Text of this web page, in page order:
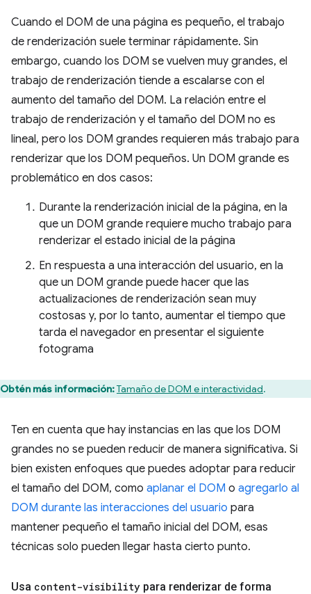
Cuando el DOM de una página es pequeño, el trabajo
de renderización suele terminar rápidamente. Sin
embargo, cuando los DOM se vuelven muy grandes, el
trabajo de renderización tiende a escalarse con el
aumento del tamaño del DOM. La relación entre el
trabajo de renderización y el tamaño del DOM no es
lineal, pero los DOM grandes requieren más trabajo para
renderizar que los DOM pequeños. Un DOM grande es
problemático en dos casos:
Durante la renderización inicial de la página, en la
que un DOM grande requiere mucho trabajo para
renderizar el estado inicial de la página
En respuesta a una interacción del usuario, en la
que un DOM grande puede hacer que las
actualizaciones de renderización sean muy
costosas y, por lo tanto, aumentar el tiempo que
tarda el navegador en presentar el siguiente
fotograma
Obtén más información:Tamaño de DOM e interactividad.
Ten en cuenta que hay instancias en las que los DOM
grandes no se pueden reducir de manera significativa. Si
bien existen enfoques que puedes adoptar para reducir
el tamaño del DOM, como aplanar el DOM o agregarlo al
DOM durante las interacciones del usuario para
mantener pequeño el tamaño inicial del DOM, esas
técnicas solo pueden llegar hasta cierto punto.
Usa content-visibility para renderizar de forma